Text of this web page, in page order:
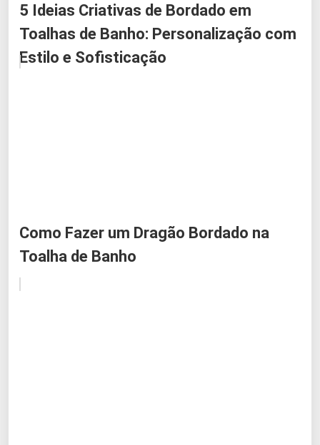
5 Ideias Criativas de Bordado em
Toalhas de Banho: Personalização com
Estilo e Sofisticação
Como Fazer um Dragão Bordado na
Toalha de Banho